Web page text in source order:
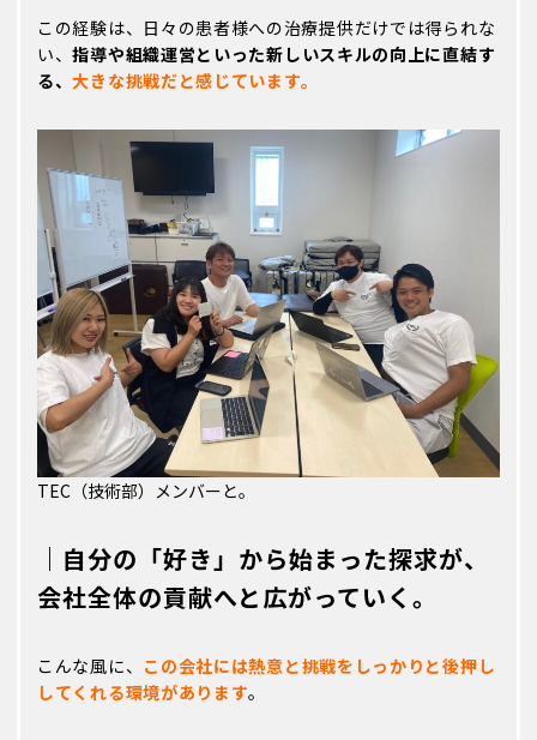
この経験は、日々の患者様への治療提供だけでは得られな
い、指導や組織運営といった新しいスキルの向上に直結す
る、大きな挑戦だと感じています。
TEC（技術部）メンバーと。
｜自分の「好き」から始まった探求が、
会社全体の貢献へと広がっていく。
こんな風に、 この会社には熱意と挑戦をしっかりと後押し
してくれる環境があります。